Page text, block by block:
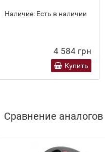
Наличие: Есть в наличии
4 584 грн
Купить
Сравнение аналогов